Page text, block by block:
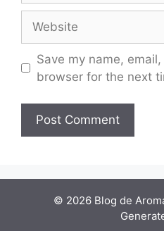
Save my name,
browser for the next
© 2026 Blog de